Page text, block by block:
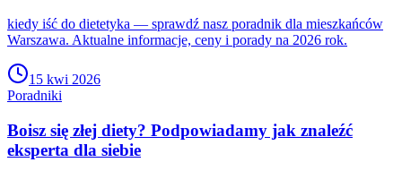
kiedy iść do dietetyka — sprawdź nasz poradnik dla mieszkańców
Warszawa. Aktualne informacje, ceny i porady na 2026 rok.
15 kwi 2026
Poradniki
Boisz się złej diety? Podpowiadamy jak znaleźć
eksperta dla siebie